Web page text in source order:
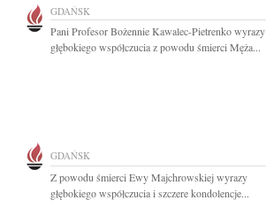
GDAŃSK
Pani Profesor Bożennie Kawalec-Pietrenko wyrazy
głębokiego współczucia z powodu śmierci Męża...
GDAŃSK
Z powodu śmierci Ewy Majchrowskiej wyrazy
głębokiego współczucia i szczere kondolencje...